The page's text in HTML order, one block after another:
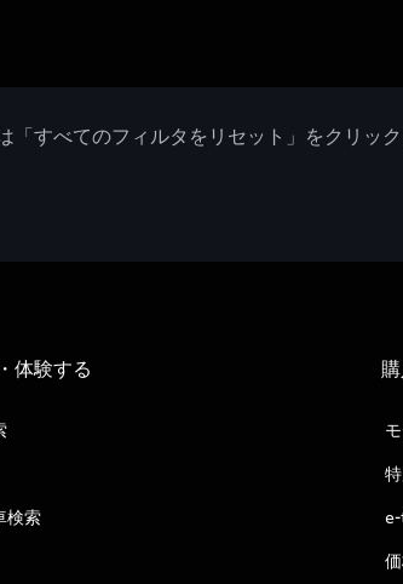
すべてのフィルタをリセット」をクリッ
体験する
検索